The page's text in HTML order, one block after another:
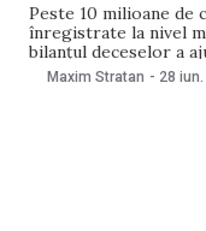
Peste 10 milioane de
înregistrate la nivel
bilanțul deceselor a
țări de coronavirus
Maxim Stratan - 28